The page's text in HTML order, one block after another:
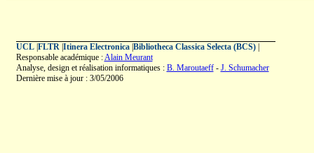
UCL| FLTR| Itinera Electronica| Bibliotheca Classica Selecta (BCS)|
Responsable académique :Alain Meurant
Analyse, design et réalisation informatiques : B. Maroutaeff- J. Schumacher
Dernière mise à jour : 3/05/2006